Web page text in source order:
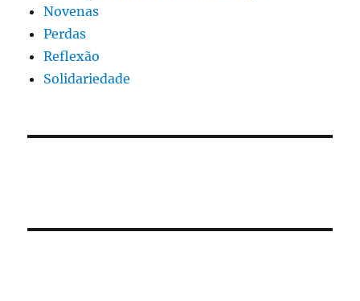
Novenas
Perdas
Reflexão
Solidariedade